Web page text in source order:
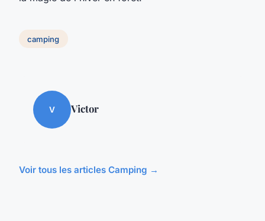
camping
V Victor
Voir tous les articles Camping →